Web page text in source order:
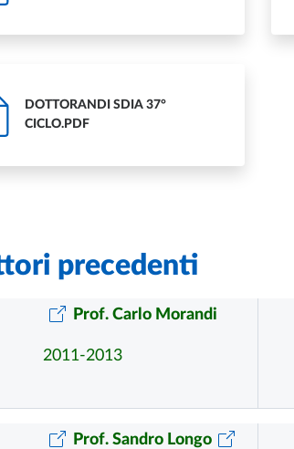
DOTTORANDI SDIA 37°
CICLO.PDF
precedenti
Prof. Carlo Morandi
2011-2013
Prof. Sandro Longo